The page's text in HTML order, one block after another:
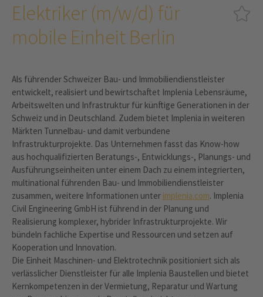
Elektriker (m/w/d) für
mobile Einheit Berlin
Als führender Schweizer Bau- und Immobiliendienstleister
entwickelt, realisiert und bewirtschaftet Implenia Lebensräume,
Arbeitswelten und Infrastruktur für künftige Generationen in der
Schweiz und in Deutschland. Zudem bietet Implenia in weiteren
Märkten Tunnelbau- und damit verbundene
Infrastrukturprojekte. Das Unternehmen fasst das Know-how
aus hochqualifizierten Beratungs-, Entwicklungs-, Planungs- und
Ausführungseinheiten unter einem Dach zu einem integrierten,
multinational führenden Bau- und Immobiliendienstleister
zusammen, weitere Informationen unter implenia.com. Implenia
Civil Engineering GmbH ist führend in der Planung und
Realisierung komplexer, hybrider Infrastrukturprojekte. Wir
bündeln fachliche Expertise und Ressourcen und setzen auf
Kooperation und Innovation.
Die Einheit Maschinen- und Elektrotechnik positioniert sich als
verlässlicher Dienstleister für alle Implenia Baustellen und bietet
Kernkompetenzen in der Vermietung, Reparatur und Wartung